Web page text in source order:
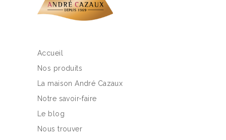
Accueil
Nos produits
La maison André Cazaux
Notre savoir-faire
Le blog
Nous trouver